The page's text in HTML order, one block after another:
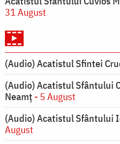
31 August
(Audio) Acatistul Sfintei
(Audio) Acatistul Sfântului
Neamț - 5 August
(Audio) Acatistul Sfântului
August